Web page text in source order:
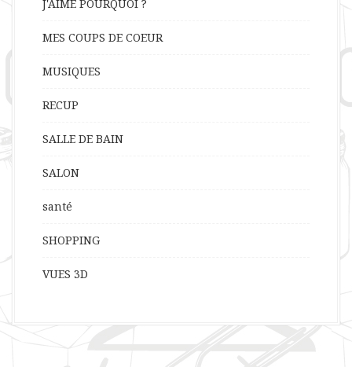
J'AIME POURQUOI ?
MES COUPS DE COEUR
MUSIQUES
RECUP
SALLE DE BAIN
SALON
santé
SHOPPING
VUES 3D